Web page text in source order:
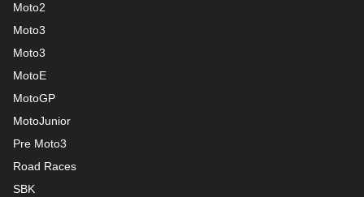
Moto2
Moto3
Moto3
MotoE
MotoGP
MotoJunior
Pre Moto3
Road Races
SBK